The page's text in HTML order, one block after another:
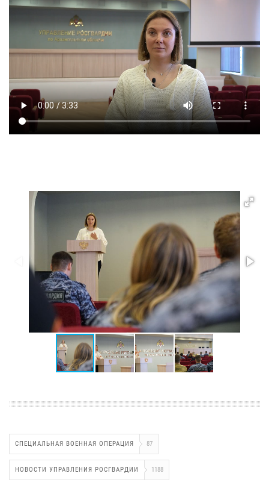
СПЕЦИАЛЬНАЯ ВОЕННАЯ ОПЕРАЦИЯ 87
НОВОСТИ УПРАВЛЕНИЯ РОСГВАРДИИ 1188